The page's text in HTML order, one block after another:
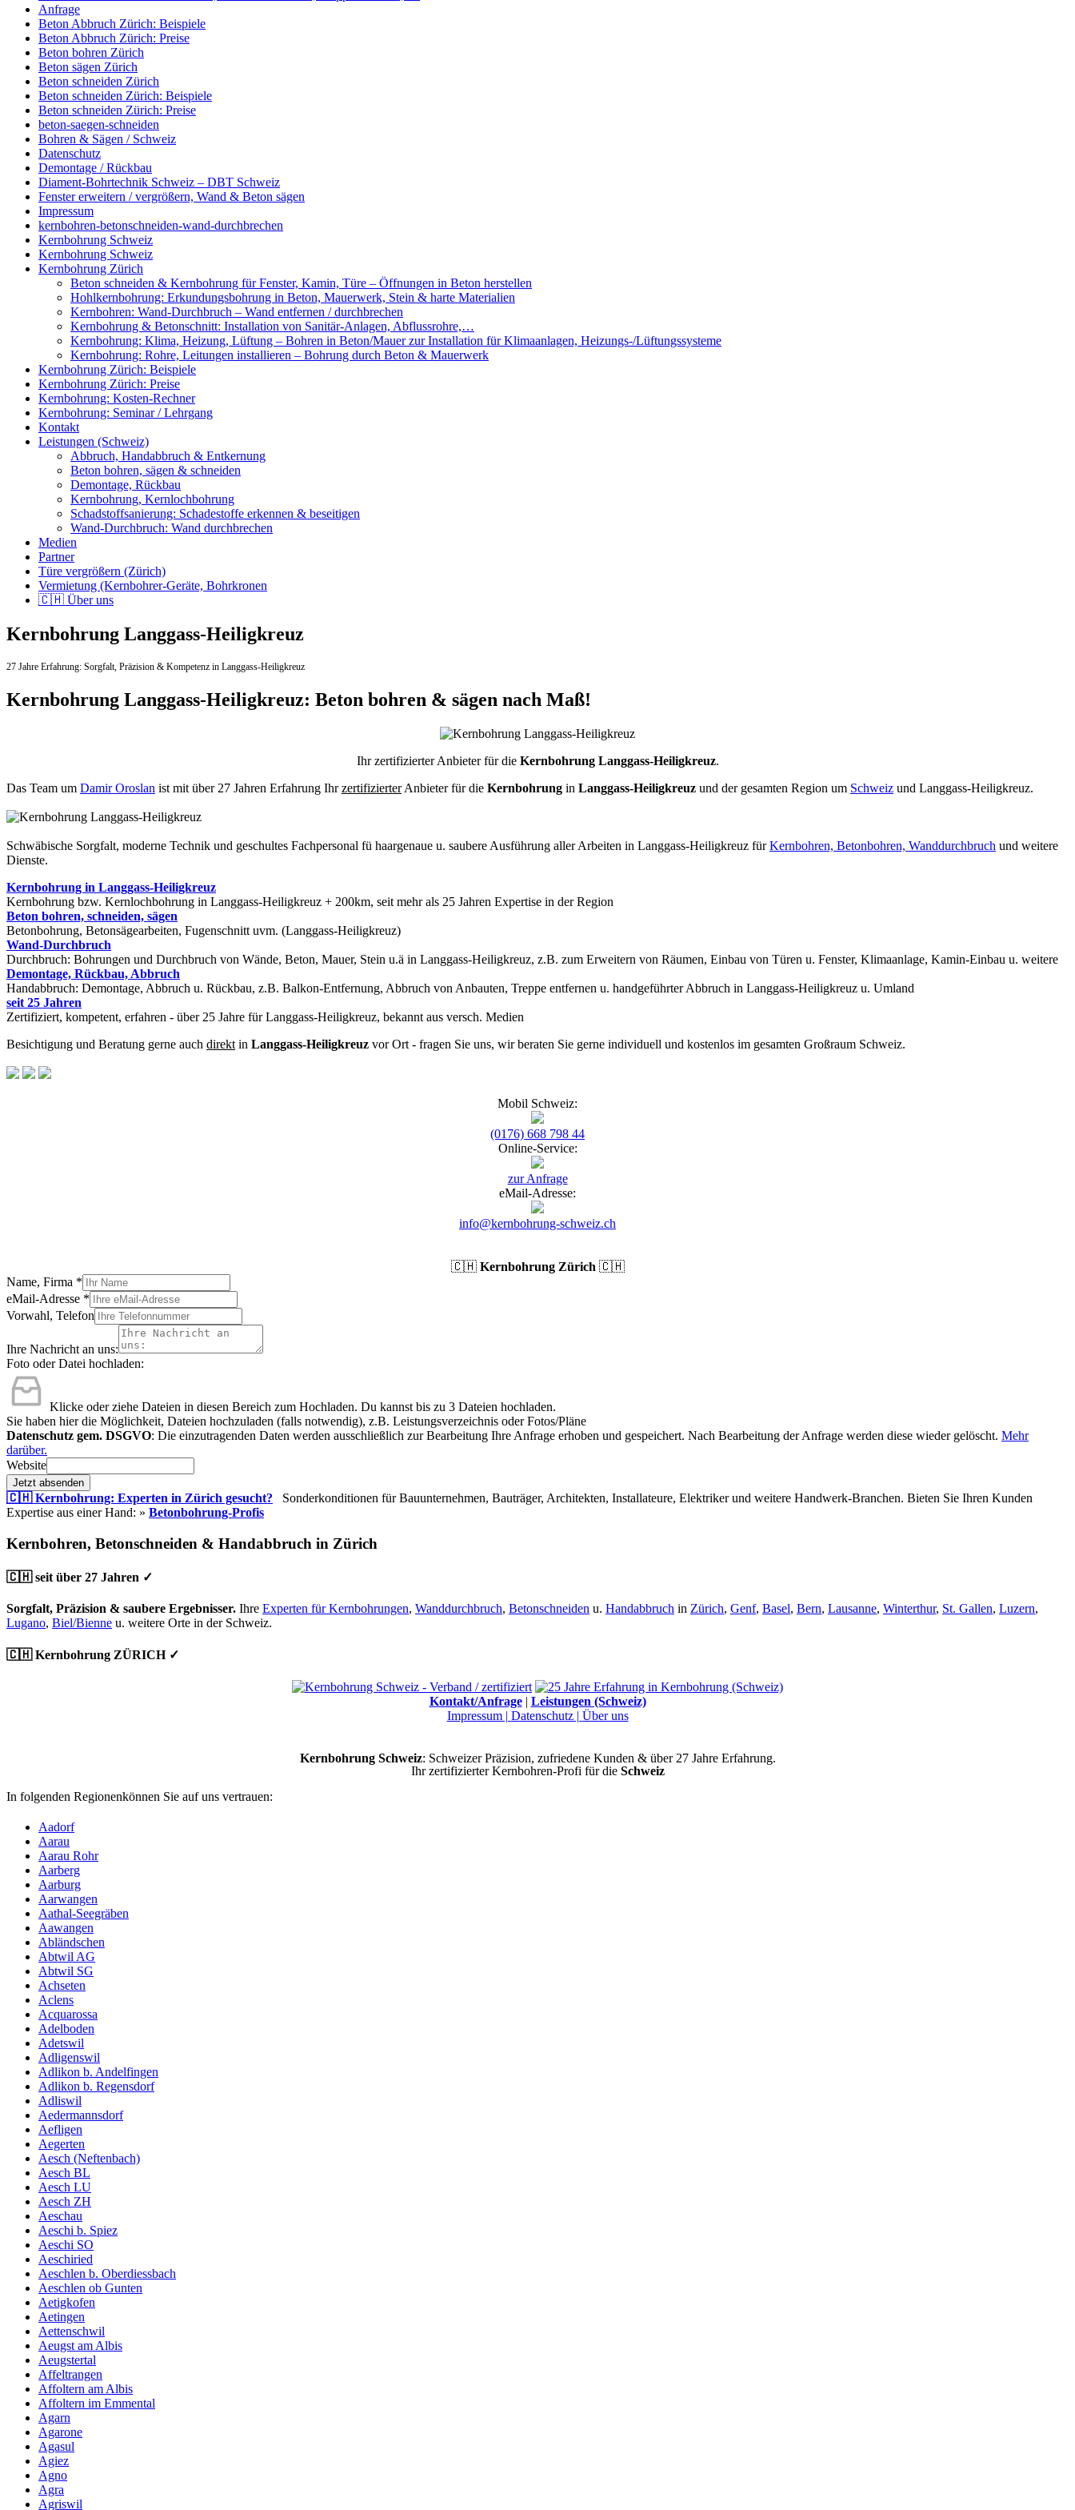
Anfrage
Beton Abbruch Zürich: Beispiele
Beton Abbruch Zürich: Preise
Beton bohren Zürich
Beton sägen Zürich
Beton schneiden Zürich
Beton schneiden Zürich: Beispiele
Beton schneiden Zürich: Preise
beton-saegen-schneiden
Bohren & Sägen / Schweiz
Datenschutz
Demontage / Rückbau
Diament-Bohrtechnik Schweiz – DBT Schweiz
Fenster erweitern / vergrößern, Wand & Beton sägen
Impressum
kernbohren-betonschneiden-wand-durchbrechen
Kernbohrung Schweiz
Kernbohrung Schweiz
Kernbohrung Zürich
Beton schneiden & Kernbohrung für Fenster, Kamin, Türe – Öffnungen in Beton herstellen
Hohlkernbohrung: Erkundungsbohrung in Beton, Mauerwerk, Stein & harte Materialien
Kernbohren: Wand-Durchbruch – Wand entfernen / durchbrechen
Kernbohrung & Betonschnitt: Installation von Sanitär-Anlagen, Abflussrohre,…
Kernbohrung: Klima, Heizung, Lüftung – Bohren in Beton/Mauer zur Installation für Klimaanlagen, Heizungs-/Lüftungssysteme
Kernbohrung: Rohre, Leitungen installieren – Bohrung durch Beton & Mauerwerk
Kernbohrung Zürich: Beispiele
Kernbohrung Zürich: Preise
Kernbohrung: Kosten-Rechner
Kernbohrung: Seminar / Lehrgang
Kontakt
Leistungen (Schweiz)
Abbruch, Handabbruch & Entkernung
Beton bohren, sägen & schneiden
Demontage, Rückbau
Kernbohrung, Kernlochbohrung
Schadstoffsanierung: Schadestoffe erkennen & beseitigen
Wand-Durchbruch: Wand durchbrechen
Medien
Partner
Türe vergrößern (Zürich)
Vermietung (Kernbohrer-Geräte, Bohrkronen
🇨🇭 Über uns
Kernbohrung Langgass-Heiligkreuz
27 Jahre Erfahrung: Sorgfalt, Präzision & Kompetenz in Langgass-Heiligkreuz
Kernbohrung Langgass-Heiligkreuz: Beton bohren & sägen nach Maß!
Ihr zertifizierter Anbieter für die Kernbohrung Langgass-Heiligkreuz.
Das Team um Damir Oroslan ist mit über 27 Jahren Erfahrung IhrzertifizierterAnbieter für die Kernbohrung in Langgass-Heiligkreuz und der gesamten Region um Schweiz und Langgass-Heiligkreuz.
Schwäbische Sorgfalt, moderne Technik und geschultes Fachpersonal fü haargenaue u. saubere Ausführung aller Arbeiten in Langgass-Heiligkreuz fürKernbohren, Betonbohren, Wanddurchbruch und weitere
Dienste.
Kernbohrung in Langgass-Heiligkreuz
Kernbohrung bzw. Kernlochbohrung in Langgass-Heiligkreuz + 200km, seit mehr als 25 Jahren Expertise in der Region
Beton bohren, schneiden, sägen
Betonbohrung, Betonsägearbeiten, Fugenschnitt uvm. (Langgass-Heiligkreuz)
Wand-Durchbruch
Durchbruch: Bohrungen und Durchbruch von Wände, Beton, Mauer, Stein u.ä in Langgass-Heiligkreuz, z.B. zum Erweitern von Räumen, Einbau von Türen u. Fenster, Klimaanlage, Kamin-Einbau u. weitere
Demontage, Rückbau, Abbruch
Handabbruch: Demontage, Abbruch u. Rückbau, z.B. Balkon-Entfernung, Abbruch von Anbauten, Treppe entfernen u. handgeführter Abbruch in Langgass-Heiligkreuz u. Umland
seit 25 Jahren
Zertifiziert, kompetent, erfahren - über 25 Jahre für Langgass-Heiligkreuz, bekannt aus versch. Medien
Besichtigung und Beratung gerne auch direkt in Langgass-Heiligkreuz vor Ort - fragen Sie uns, wir beraten Sie gerne individuell und kostenlos im gesamten Großraum Schweiz.
Mobil Schweiz:
(0176) 668 798 44
Online-Service:
zur Anfrage
eMail-Adresse:
info@kernbohrung-schweiz.ch
🇨🇭 Kernbohrung Zürich 🇨🇭
Name, Firma *
eMail-Adresse *
Vorwahl, Telefon
Ihre Nachricht an uns:
Foto oder Datei hochladen:
Klicke oder ziehe Dateien in diesen Bereich zum Hochladen. Du kannst bis zu 3 Dateien hochladen.
Sie haben hier die Möglichkeit, Dateien hochzuladen (falls notwendig), z.B. Leistungsverzeichnis oder Fotos/Pläne
Datenschutz gem. DSGVO: Die einzutragenden Daten werden ausschließlich zur Bearbeitung Ihre Anfrage erhoben und gespeichert. Nach Bearbeitung der Anfrage werden diese wieder gelöscht. Mehr
darüber.
Website
Jetzt absenden
🇨🇭 Kernbohrung: Experten in Zürich gesucht? Sonderkonditionen für Bauunternehmen, Bauträger, Architekten, Installateure, Elektriker und weitere Handwerk-Branchen. Bieten Sie Ihren Kunden
Expertise aus einer Hand: » Betonbohrung-Profis
Kernbohren, Betonschneiden & Handabbruch in Zürich
🇨🇭 seit über 27 Jahren ✓
Sorgfalt, Präzision & saubere Ergebnisser. Ihre Experten für Kernbohrungen, Wanddurchbruch, Betonschneiden u. Handabbruch in Zürich, Genf, Basel, Bern, Lausanne, Winterthur, St. Gallen, Luzern,
Lugano, Biel/Bienne u. weitere Orte in der Schweiz.
🇨🇭 Kernbohrung ZÜRICH ✓
Kontakt/Anfrage| Leistungen (Schweiz)
Impressum | Datenschutz | Über uns
Kernbohrung Schweiz: Schweizer Präzision, zufriedene Kunden & über 27 Jahre Erfahrung.
Ihr zertifizierter Kernbohren-Profi für die Schweiz
In folgenden Regionenkönnen Sie auf uns vertrauen:
Aadorf
Aarau
Aarau Rohr
Aarberg
Aarburg
Aarwangen
Aathal-Seegräben
Aawangen
Abländschen
Abtwil AG
Abtwil SG
Achseten
Aclens
Acquarossa
Adelboden
Adetswil
Adligenswil
Adlikon b. Andelfingen
Adlikon b. Regensdorf
Adliswil
Aedermannsdorf
Aefligen
Aegerten
Aesch (Neftenbach)
Aesch BL
Aesch LU
Aesch ZH
Aeschau
Aeschi b. Spiez
Aeschi SO
Aeschiried
Aeschlen b. Oberdiessbach
Aeschlen ob Gunten
Aetigkofen
Aetingen
Aettenschwil
Aeugst am Albis
Aeugstertal
Affeltrangen
Affoltern am Albis
Affoltern im Emmental
Agarn
Agarone
Agasul
Agiez
Agno
Agra
Agriswil